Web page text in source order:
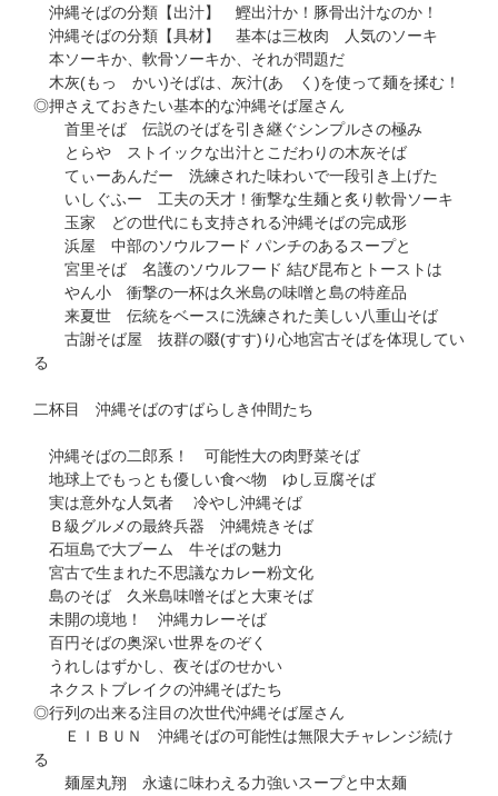
沖縄そばの分類【出汁】 鰹出汁か！豚骨出汁なのか！
沖縄そばの分類【具材】 基本は三枚肉 人気のソーキ
本ソーキか、軟骨ソーキか、それが問題だ
木灰(もっ かい)そばは、灰汁(あ く)を使って麺を揉む！
◎押さえておきたい基本的な沖縄そば屋さん
首里そば 伝説のそばを引き継ぐシンプルさの極み
とらや ストイックな出汁とこだわりの木灰そば
てぃーあんだー 洗練された味わいで一段引き上げた
いしぐふー 工夫の天才！衝撃な生麺と炙り軟骨ソーキ
玉家 どの世代にも支持される沖縄そばの完成形
浜屋 中部のソウルフード パンチのあるスープと
宮里そば 名護のソウルフード 結び昆布とトーストは
やん小 衝撃の一杯は久米島の味噌と島の特産品
来夏世 伝統をベースに洗練された美しい八重山そば
古謝そば屋 抜群の啜(すす)り心地宮古そばを体現してい
る
二杯目 沖縄そばのすばらしき仲間たち
沖縄そばの二郎系！ 可能性大の肉野菜そば
地球上でもっとも優しい食べ物 ゆし豆腐そば
実は意外な人気者 冷やし沖縄そば
Ｂ級グルメの最終兵器 沖縄焼きそば
石垣島で大ブーム 牛そばの魅力
宮古で生まれた不思議なカレー粉文化
島のそば 久米島味噌そばと大東そば
未開の境地！ 沖縄カレーそば
百円そばの奥深い世界をのぞく
うれしはずかし、夜そばのせかい
ネクストブレイクの沖縄そばたち
◎行列の出来る注目の次世代沖縄そば屋さん
ＥＩＢＵＮ 沖縄そばの可能性は無限大チャレンジ続け
る
麺屋丸翔 永遠に味わえる力強いスープと中太麺